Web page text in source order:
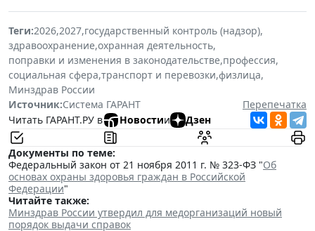
Теги:2026,2027,государственный контроль (надзор),
здравоохранение,охранная деятельность,
поправки и изменения в законодательстве,профессия,
социальная сфера,транспорт и перевозки,физлица,
Минздрав России
Источник:Система ГАРАНТ
Перепечатка
Читать ГАРАНТ.РУ в
Новостии Дзен
Документы по теме:
Федеральный закон от 21 ноября 2011 г. № 323-ФЗ "Об
основах охраны здоровья граждан в Российской
Федерации"
Читайте также:
Минздрав России утвердил для медорганизаций новый
порядок выдачи справок